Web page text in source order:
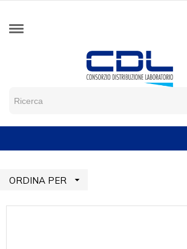
ORDINA PER 